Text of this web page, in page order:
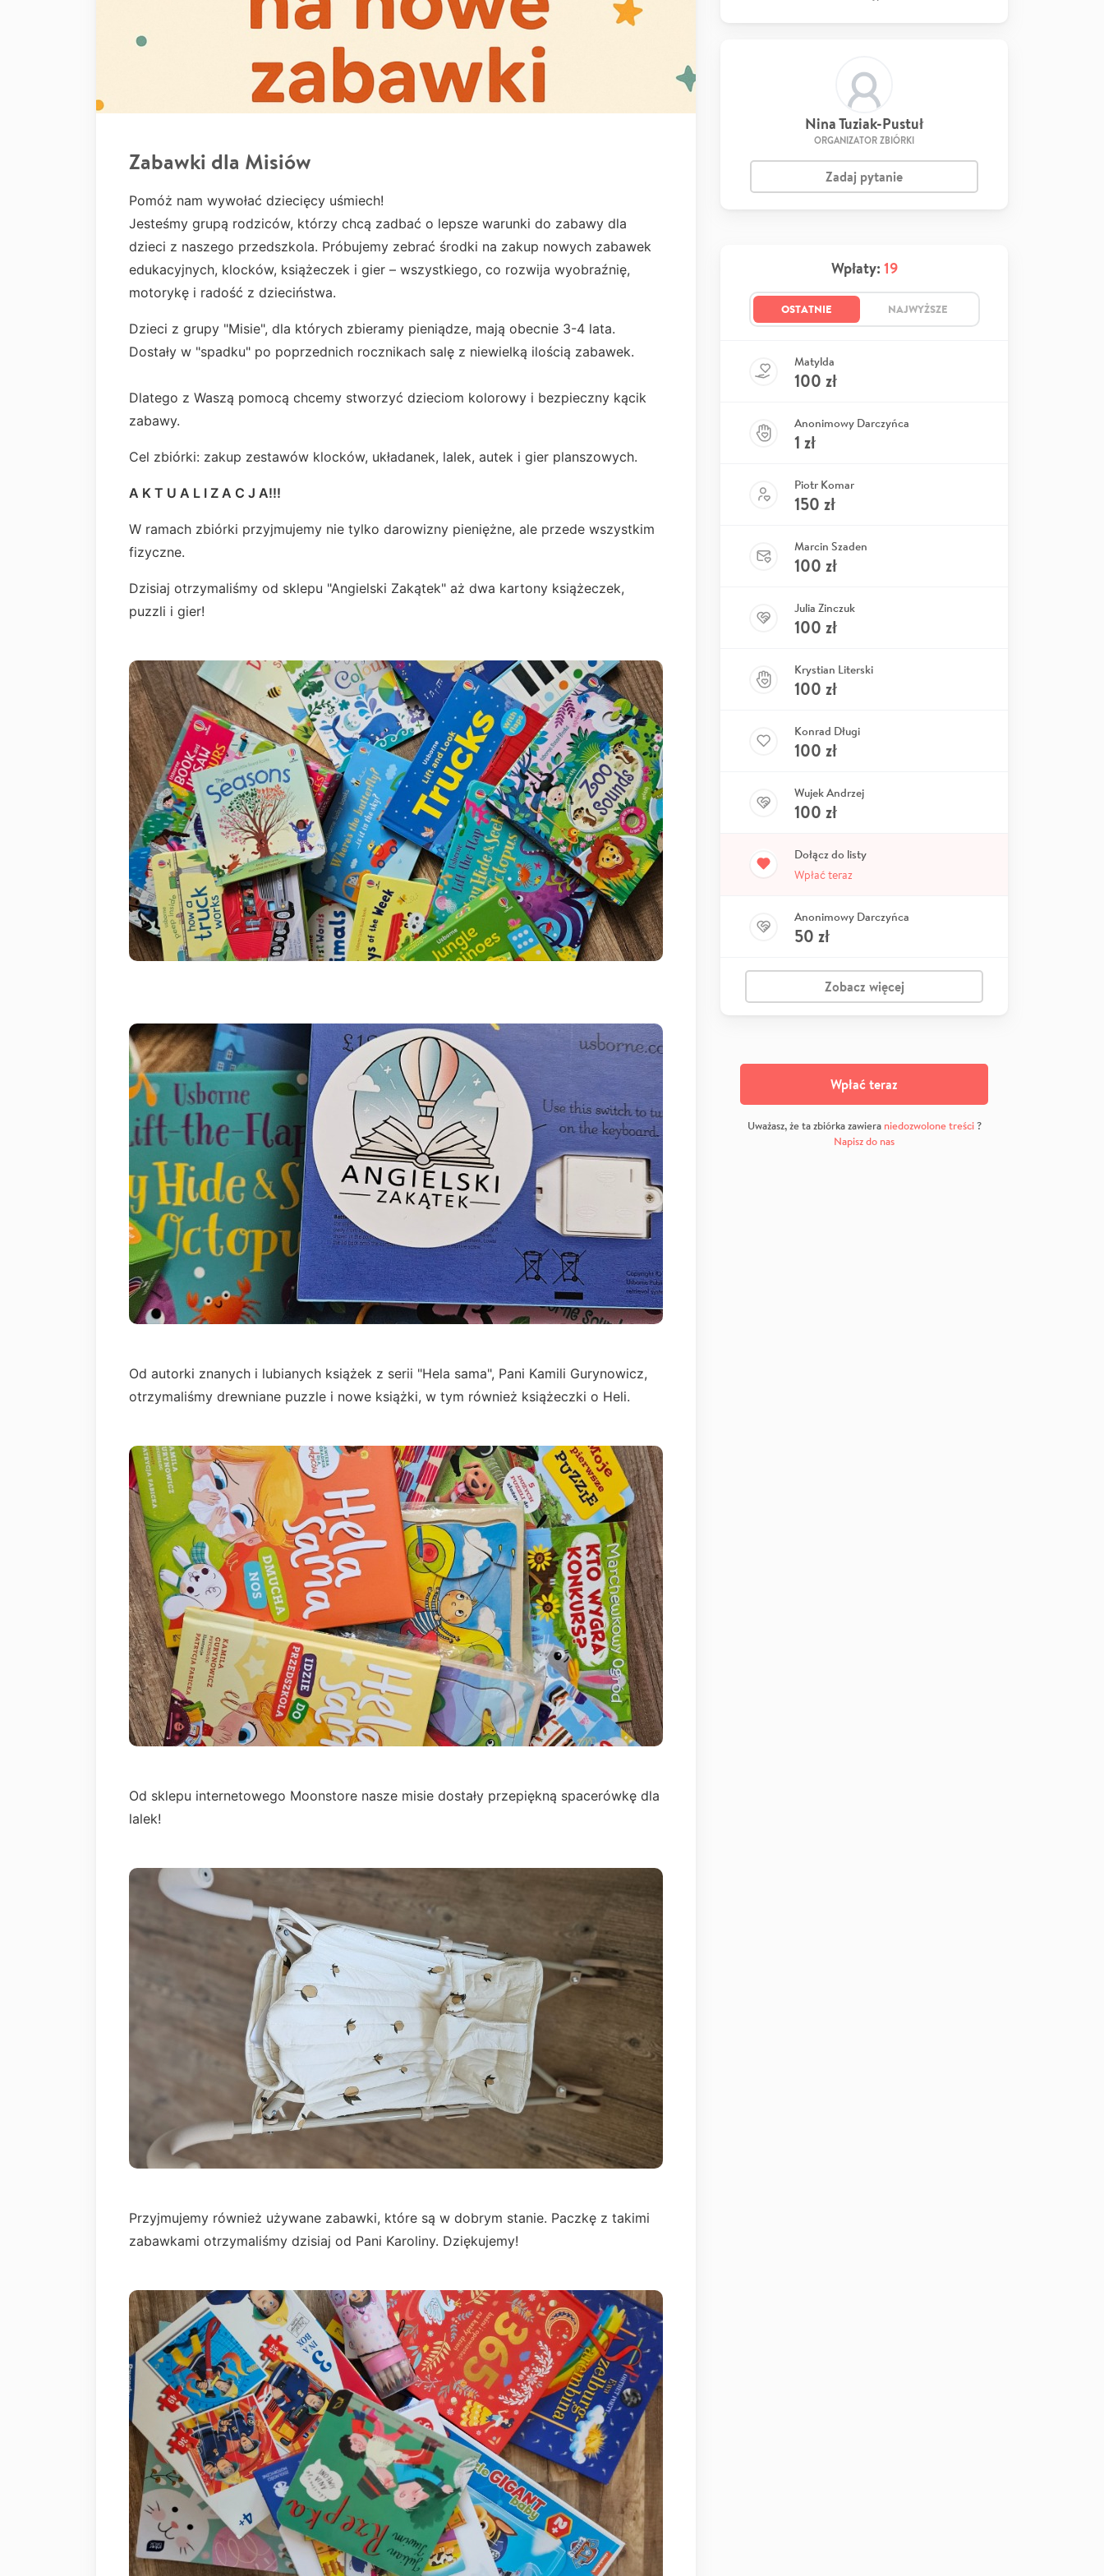
Zabawki dla Misiów
Pomóż nam wywołać dziecięcy uśmiech!
Jesteśmy grupą rodziców, którzy chcą zadbać o lepsze warunki do zabawy dla
dzieci z naszego przedszkola. Próbujemy zebrać środki na zakup nowych zabawek
edukacyjnych, klocków, książeczek i gier – wszystkiego, co rozwija wyobraźnię,
motorykę i radość z dzieciństwa.
Dzieci z grupy "Misie", dla których zbieramy pieniądze, mają obecnie 3-4 lata.
Dostały w "spadku" po poprzednich rocznikach salę z niewielką ilością zabawek.
Dlatego z Waszą pomocą chcemy stworzyć dzieciom kolorowy i bezpieczny kącik
zabawy.
Cel zbiórki: zakup zestawów klocków, układanek, lalek, autek i gier planszowych.
A K T U A L I Z A C J A!!!
W ramach zbiórki przyjmujemy nie tylko darowizny pieniężne, ale przede wszystkim
fizyczne.
Dzisiaj otrzymaliśmy od sklepu "Angielski Zakątek" aż dwa kartony książeczek,
puzzli i gier!
Od autorki znanych i lubianych książek z serii "Hela sama", Pani Kamili Gurynowicz,
otrzymaliśmy drewniane puzzle i nowe książki, w tym również książeczki o Heli.
Od sklepu internetowego Moonstore nasze misie dostały przepiękną spacerówkę dla
lalek!
Przyjmujemy również używane zabawki, które są w dobrym stanie. Paczkę z takimi
zabawkami otrzymaliśmy dzisiaj od Pani Karoliny. Dziękujemy!
Nina Tuziak-Pustuł
ORGANIZATOR ZBIÓRKI
Zadaj pytanie
Wpłaty: 19
OSTATNIE NAJWYŻSZE
Matylda
100 zł
Anonimowy Darczyńca
1 zł
Piotr Komar
150 zł
Marcin Szaden
100 zł
Julia Zinczuk
100 zł
Krystian Literski
100 zł
Konrad Długi
100 zł
Wujek Andrzej
100 zł
Dołącz do listy
Wpłać teraz
Anonimowy Darczyńca
50 zł
Zobacz więcej
Wpłać teraz
Uważasz, że ta zbiórka zawiera niedozwolone treści?
Napisz do nas